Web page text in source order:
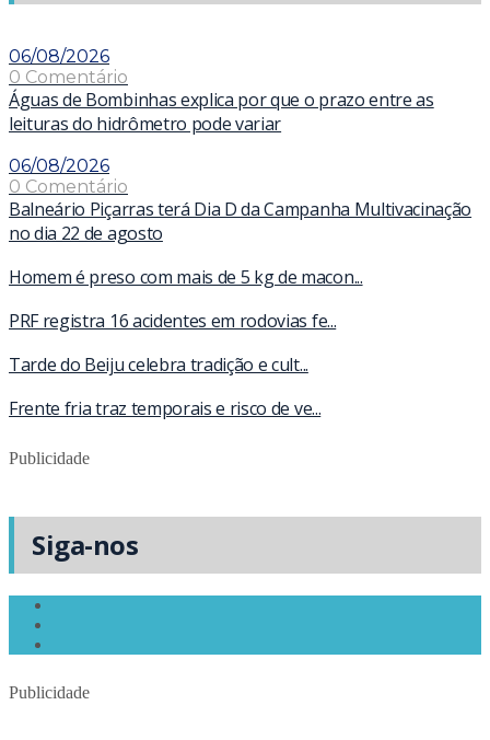
06/08/2026
0 Comentário
Águas de Bombinhas explica por que o prazo entre as
leituras do hidrômetro pode variar
06/08/2026
0 Comentário
Balneário Piçarras terá Dia D da Campanha Multivacinação
no dia 22 de agosto
Homem é preso com mais de 5 kg de macon...
PRF registra 16 acidentes em rodovias fe...
Tarde do Beiju celebra tradição e cult...
Frente fria traz temporais e risco de ve...
Publicidade
Siga-nos
Publicidade